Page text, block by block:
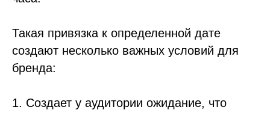
Такая привязка к определенной дате
создают несколько важных условий для
бренда:
1. Создает у аудитории ожидание, что